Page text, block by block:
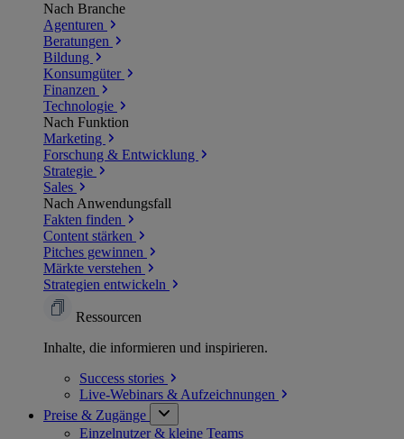
Nach Branche
Agenturen
Beratungen
Bildung
Konsumgüter
Finanzen
Technologie
Nach Funktion
Marketing
Forschung & Entwicklung
Strategie
Sales
Nach Anwendungsfall
Fakten finden
Content stärken
Pitches gewinnen
Märkte verstehen
Strategien entwickeln
Ressourcen
Inhalte, die informieren und inspirieren.
Success stories
Live-Webinars & Aufzeichnungen
Preise & Zugänge
Einzelnutzer & kleine Teams